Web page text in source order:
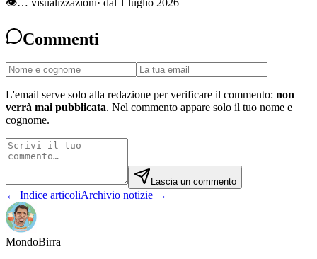
Commenti
L'email serve solo alla redazione per verificare il commento: non
verrà mai pubblicata. Nel commento appare solo il tuo nome e
cognome.
Lascia un commento
← Indice articoliArchivio notizie →
MondoBirra